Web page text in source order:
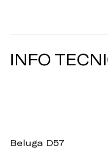
INFO
Beluga D57